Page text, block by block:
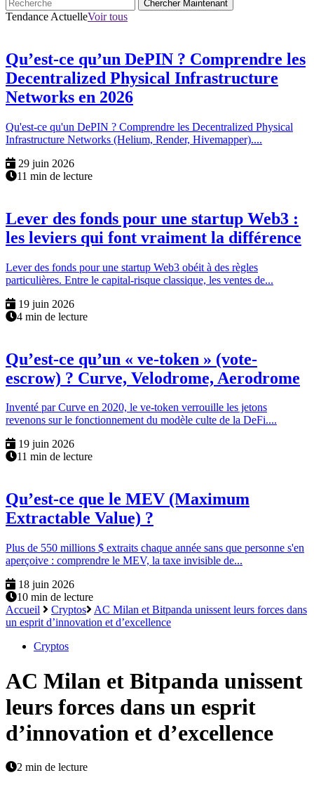
Chercher Maintenant
Tendance ActuelleVoir tous
Qu’est-ce qu’un DePIN ? Comprendre les
Decentralized Physical Infrastructure
Networks en 2026
Qu'est-ce qu'un DePIN ? Comprendre les Decentralized Physical
Infrastructure Networks (Helium, Render, Hivemapper)....
29 juin 2026
11 min de lecture
Lever des fonds pour une startup Web3 :
les leviers qui font vraiment la différence
Lever des fonds pour une startup Web3 obéit à des règles
particulières. Entre le capital-risque classique, les ventes de...
19 juin 2026
4 min de lecture
Qu’est-ce qu’un « ve-token » (vote-
escrow) ? Curve, Velodrome, Aerodrome
Inventé par Curve en 2020, le ve-token verrouille les jetons
revenons sur le fonctionnement du modèle culte de la DeFi....
19 juin 2026
11 min de lecture
Qu’est-ce que le MEV (Maximum
Extractable Value) ?
Plus de 550 millions $ extraits chaque année sans que personne s'en
aperçoive : comprendre le MEV, la taxe invisible de...
18 juin 2026
10 min de lecture
Accueil
Cryptos
AC Milan et Bitpanda unissent leurs forces dans
un esprit d’innovation et d’excellence
Cryptos
AC Milan et Bitpanda unissent
leurs forces dans un esprit
d’innovation et d’excellence
2 min de lecture